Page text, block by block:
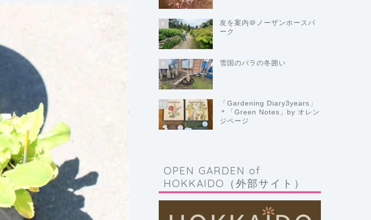
8
友を案内＠ノーザンホースパ
ーク
9 雪国のバラの冬囲い
10
「Gardening Diary3years」
＊「Green Notes」by オレン
ジページ
OPEN GARDEN of
HOKKAIDO（外部サイト）